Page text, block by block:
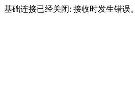
基础连接已经关闭: 接收时发生错误。